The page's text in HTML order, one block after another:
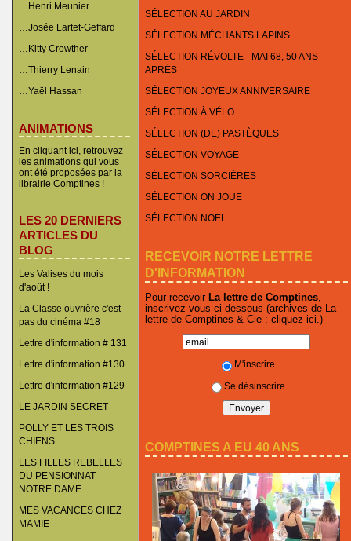
…Henri Meunier
…Josée Lartet-Geffard
…Kitty Crowther
…Thierry Lenain
…Yaël Hassan
ANIMATIONS
En cliquant ici, retrouvez
les animations qui vous
ont été proposées par la
librairie Comptines !
LES 20 DERNIERS
ARTICLES DU
BLOG
Les Valises du mois
d'août !
La Classe ouvrière c'est
pas du cinéma #18
Lettre d'information # 131
Lettre d'information #130
Lettre d'information #129
LE JARDIN SECRET
POLLY ET LES TROIS
CHIENS
LES FILLES REBELLES
DU PENSIONNAT
NOTRE DAME
MES VACANCES CHEZ
MAMIE
SÉLECTION AU JARDIN
SÉLECTION MÉCHANTS LAPINS
SÉLECTION RÉVOLTE - MAI 68, 50 ANS
APRÈS
SÉLECTION JOYEUX ANNIVERSAIRE
SÉLECTION À VÉLO
SÉLECTION (DE) PASTÈQUES
SÉLECTION VOYAGE
SÉLECTION SORCIÈRES
SÉLECTION ON JOUE
SÉLECTION NOEL
RECEVOIR NOTRE LETTRE
D'INFORMATION
Pour recevoir La lettre de Comptines,
inscrivez-vous ci-dessous (archives de La
lettre de Comptines & Cie : cliquez ici .)
M'inscrire
Se désinscrire
COMPTINES A EU 40 ANS